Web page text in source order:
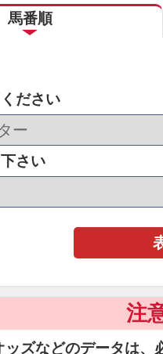
馬番順
ださい
さい
注
ッズなどのデータは、